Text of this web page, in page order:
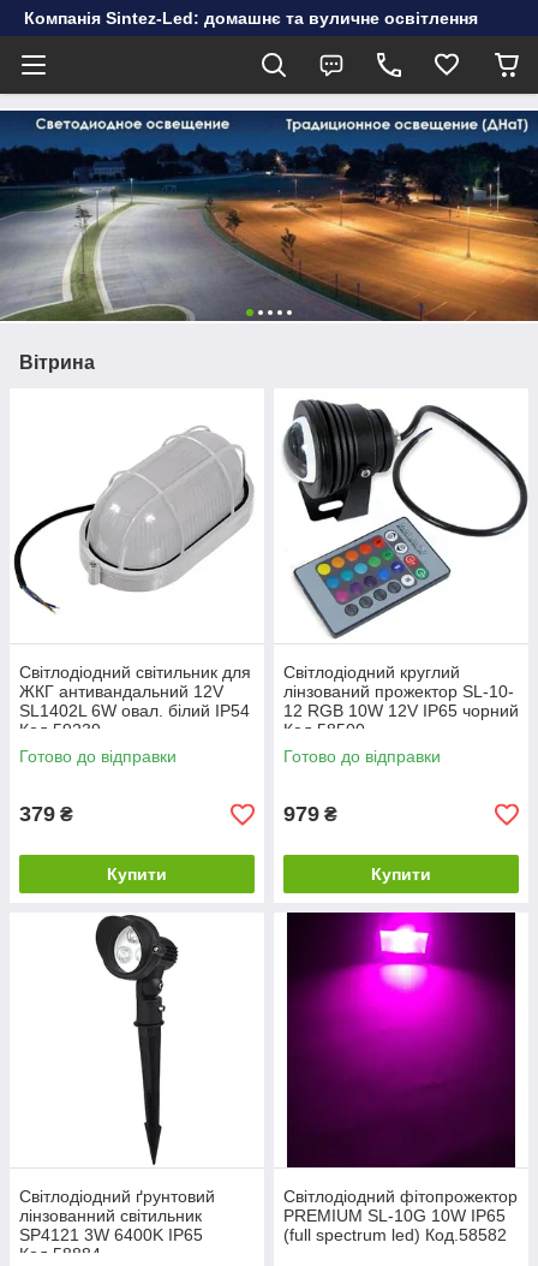
Компанія Sintez-Led: домашнє та вуличне освітлення
Вітрина
Світлодіодний світильник для
ЖКГ антивандальний 12V
SL1402L 6W овал. білий IP54
Код.59239
Готово до відправки
379 ₴
Купити
Світлодіодний круглий
лінзований прожектор SL-10-
12 RGB 10W 12V IP65 чорний
Код.58500
Готово до відправки
979 ₴
Купити
Світлодіодний ґрунтовий
лінзованний світильник
SP4121 3W 6400K IP65
Код.58884
Світлодіодний фітопрожектор
PREMIUM SL-10G 10W IP65
(full spectrum led) Код.58582